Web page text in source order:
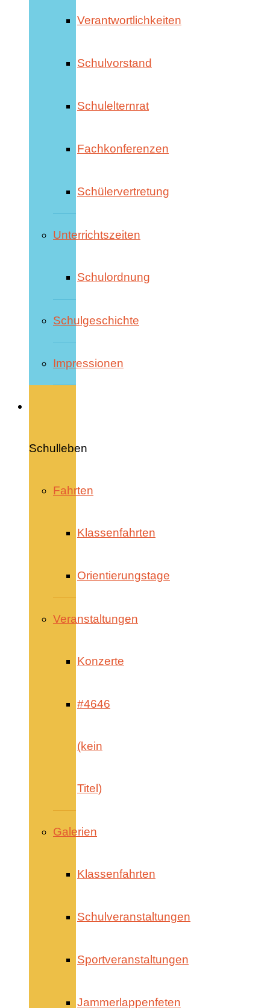
Verantwortlichkeiten
Schulvorstand
Schulelternrat
Fachkonferenzen
Schülervertretung
Unterrichtszeiten
Schulordnung
Schulgeschichte
Impressionen
Schulleben
Fahrten
Klassenfahrten
Orientierungstage
Veranstaltungen
Konzerte
#4646
(kein
Titel)
Galerien
Klassenfahrten
Schulveranstaltungen
Sportveranstaltungen
Jammerlappenfeten